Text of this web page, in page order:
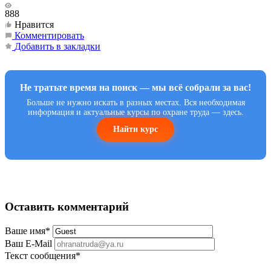
888
Нравится
Комментировать
Добавить в закладки
Не тратьте время на поиск — мы всё собрали за вас!
Больше не нужно искать в разных местах. Вся необходимая
информация и актуальные курсы по охране труда — здесь.
Найти курс
Оставить комментарий
Ваше имя*
Ваш E-Mail
Текст сообщения*